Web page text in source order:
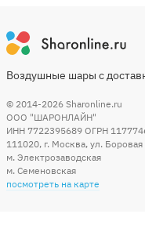
Воздушные шары с
© 2014-2026 Sharonline.ru
ООО "ШАРОНЛАЙН"
ИНН 7722395689 ОГРН
111020, г. Москва, ул. Боровая
м. Электрозаводская
м. Семеновская
посмотреть на карте